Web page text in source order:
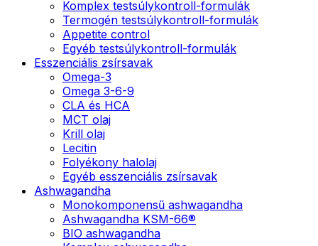
Komplex testsúlykontroll-formulák
Termogén testsúlykontroll-formulák
Appetite control
Egyéb testsúlykontroll-formulák
Esszenciális zsírsavak
Omega-3
Omega 3-6-9
CLA és HCA
MCT olaj
Krill olaj
Lecitin
Folyékony halolaj
Egyéb esszenciális zsírsavak
Ashwagandha
Monokomponensű ashwagandha
Ashwagandha KSM-66®
BIO ashwagandha